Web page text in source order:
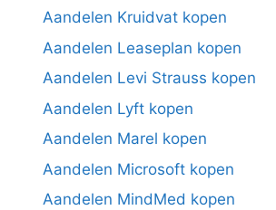
Aandelen Kruidvat kopen
Aandelen Leaseplan kopen
Aandelen Levi Strauss kopen
Aandelen Lyft kopen
Aandelen Marel kopen
Aandelen Microsoft kopen
Aandelen MindMed kopen